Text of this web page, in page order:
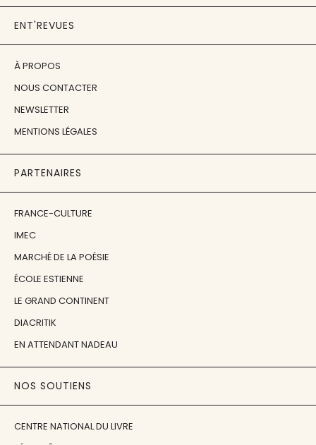
ENT'REVUES
À PROPOS
NOUS CONTACTER
NEWSLETTER
MENTIONS LÉGALES
PARTENAIRES
FRANCE-CULTURE
IMEC
MARCHÉ DE LA POÉSIE
ÉCOLE ESTIENNE
LE GRAND CONTINENT
DIACRITIK
EN ATTENDANT NADEAU
NOS SOUTIENS
CENTRE NATIONAL DU LIVRE